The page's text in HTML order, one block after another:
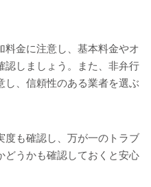
料金に注意し、基本料金やオ
認しましょう。また、非弁行
し、信頼性のある業者を選ぶ
度も確認し、万が一のトラブ
どうかも確認しておくと安心